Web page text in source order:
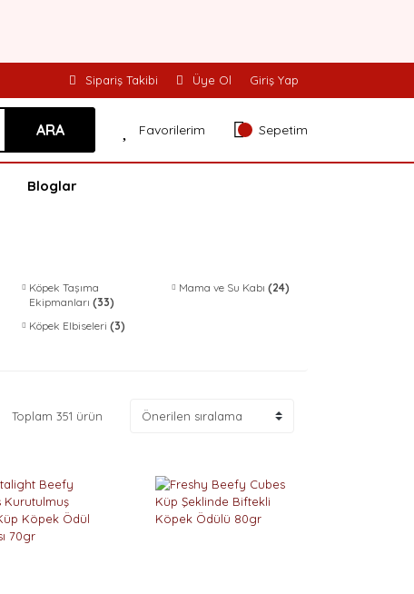
Sipariş Takibi Üye Ol Giriş Yap
ARA Favorilerim Sepetim
Bloglar
Köpek Taşıma
Ekipmanları (33)
Mama ve Su Kabı (24)
Köpek Elbiseleri (3)
Toplam 351 ürün